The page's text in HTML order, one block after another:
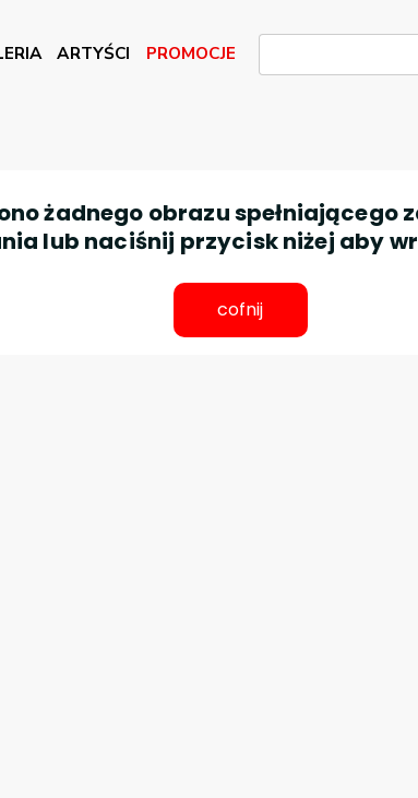
ARTYŚCI PROMOCJE
żadnego obrazu spełniającego
lub naciśnij przycisk niżej aby
cofnij